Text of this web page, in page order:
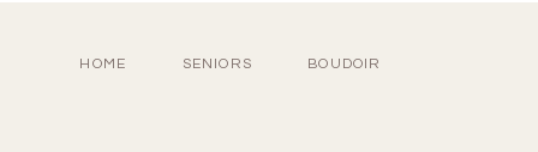
HOME SENIORS BOUDOIR